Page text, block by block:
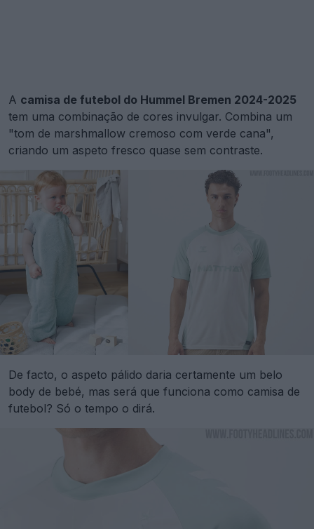
A camisa de futebol do Hummel Bremen 2024-2025
tem uma combinação de cores invulgar. Combina um
"tom de marshmallow cremoso com verde cana",
criando um aspeto fresco quase sem contraste.
De facto, o aspeto pálido daria certamente um belo
body de bebé, mas será que funciona como camisa de
futebol? Só o tempo o dirá.